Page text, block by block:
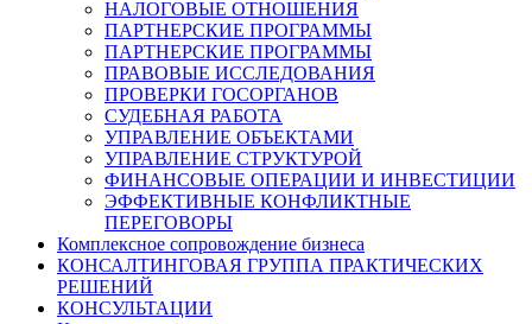
НАЛОГОВЫЕ ОТНОШЕНИЯ
ПАРТНЕРСКИЕ ПРОГРАММЫ
ПАРТНЕРСКИЕ ПРОГРАММЫ
ПРАВОВЫЕ ИССЛЕДОВАНИЯ
ПРОВЕРКИ ГОСОРГАНОВ
СУДЕБНАЯ РАБОТА
УПРАВЛЕНИЕ ОБЪЕКТАМИ
УПРАВЛЕНИЕ СТРУКТУРОЙ
ФИНАНСОВЫЕ ОПЕРАЦИИ И ИНВЕСТИЦИИ
ЭФФЕКТИВНЫЕ КОНФЛИКТНЫЕ
ПЕРЕГОВОРЫ
Комплексное сопровождение бизнеса
КОНСАЛТИНГОВАЯ ГРУППА ПРАКТИЧЕСКИХ
РЕШЕНИЙ
КОНСУЛЬТАЦИИ